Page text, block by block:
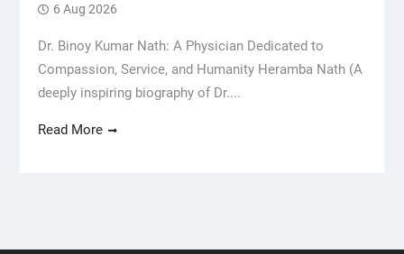
6 Aug 2026
Dr. Binoy Kumar Nath: A Physician Dedicated to
Compassion, Service, and Humanity Heramba Nath (A
deeply inspiring biography of Dr....
Read More